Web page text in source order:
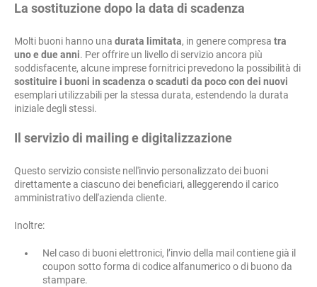
La sostituzione dopo la data di scadenza
Molti buoni hanno una durata limitata, in genere compresa tra
uno e due anni. Per offrire un livello di servizio ancora più
soddisfacente, alcune imprese fornitrici prevedono la possibilità di
sostituire i buoni in scadenza o scaduti da poco con dei nuovi
esemplari utilizzabili per la stessa durata, estendendo la durata
iniziale degli stessi.
Il servizio di mailing e digitalizzazione
Questo servizio consiste nell'invio personalizzato dei buoni
direttamente a ciascuno dei beneficiari, alleggerendo il carico
amministrativo dell'azienda cliente.
Inoltre:
Nel caso di buoni elettronici, l’invio della mail contiene già il
coupon sotto forma di codice alfanumerico o di buono da
stampare.